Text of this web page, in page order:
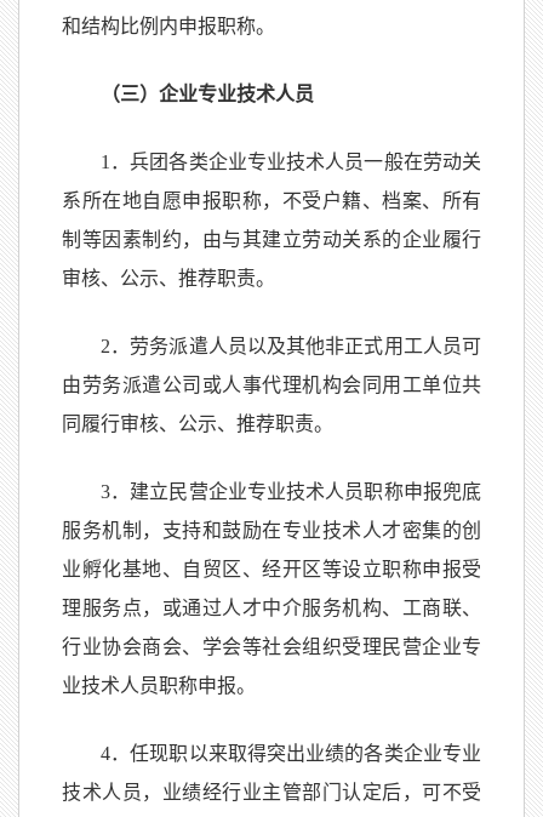
和结构比例内申报职称。
（三）企业专业技术人员
1．兵团各类企业专业技术人员一般在劳动关
系所在地自愿申报职称，不受户籍、档案、所有
制等因素制约，由与其建立劳动关系的企业履行
审核、公示、推荐职责。
2．劳务派遣人员以及其他非正式用工人员可
由劳务派遣公司或人事代理机构会同用工单位共
同履行审核、公示、推荐职责。
3．建立民营企业专业技术人员职称申报兜底
服务机制，支持和鼓励在专业技术人才密集的创
业孵化基地、自贸区、经开区等设立职称申报受
理服务点，或通过人才中介服务机构、工商联、
行业协会商会、学会等社会组织受理民营企业专
业技术人员职称申报。
4．任现职以来取得突出业绩的各类企业专业
技术人员，业绩经行业主管部门认定后，可不受